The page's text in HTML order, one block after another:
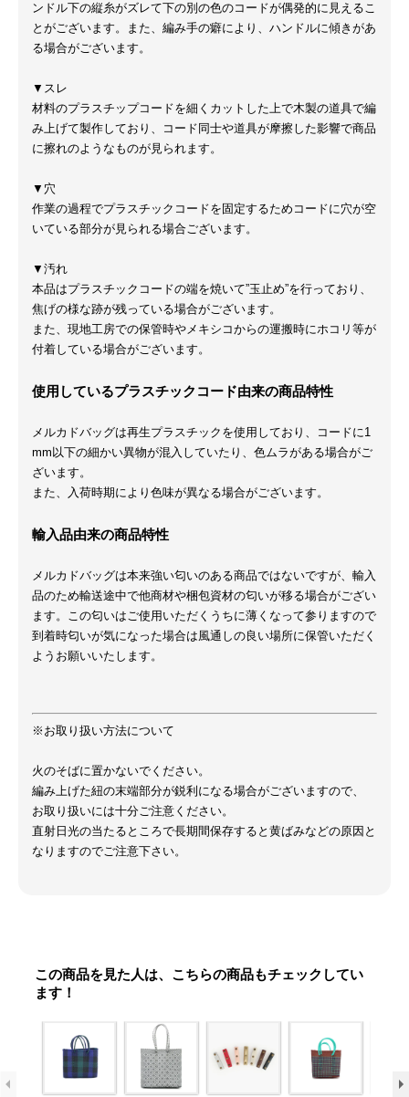
ンドル下の縦糸がズレて下の別の色のコードが偶発的に見えるこ
とがございます。また、編み手の癖により、ハンドルに傾きがあ
る場合がございます。
▼スレ
材料のプラスチップコードを細くカットした上で木製の道具で編
み上げて製作しており、コード同士や道具が摩擦した影響で商品
に擦れのようなものが見られます。
▼穴
作業の過程でプラスチックコードを固定するためコードに穴が空
いている部分が見られる場合ございます。
▼汚れ
本品はプラスチックコードの端を焼いて”玉止め”を行っており、
焦げの様な跡が残っている場合がございます。
また、現地工房での保管時やメキシコからの運搬時にホコリ等が
付着している場合がございます。
使用しているプラスチックコード由来の商品特性
メルカドバッグは再生プラスチックを使用しており、コードに1
mm以下の細かい異物が混入していたり、色ムラがある場合がご
ざいます。
また、入荷時期により色味が異なる場合がございます。
輸入品由来の商品特性
メルカドバッグは本来強い匂いのある商品ではないですが、輸入
品のため輸送途中で他商材や梱包資材の匂いが移る場合がござい
ます。この匂いはご使用いただくうちに薄くなって参りますので
到着時匂いが気になった場合は風通しの良い場所に保管いただく
ようお願いいたします。
※お取り扱い方法について
火のそばに置かないでください。
編み上げた紐の末端部分が鋭利になる場合がございますので、
お取り扱いには十分ご注意ください。
直射日光の当たるところで長期間保存すると黄ばみなどの原因と
なりますのでご注意下さい。
この商品を見た人は、こちらの商品もチェックしてい
ます！